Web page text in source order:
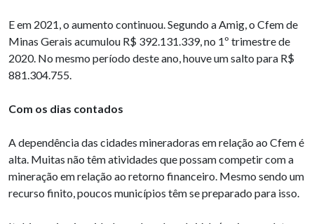
E em 2021, o aumento continuou. Segundo a Amig, o Cfem de
Minas Gerais acumulou R$ 392.131.339, no 1º trimestre de
2020. No mesmo período deste ano, houve um salto para R$
881.304.755.
Com os dias contados
A dependência das cidades mineradoras em relação ao Cfem é
alta. Muitas não têm atividades que possam competir com a
mineração em relação ao retorno financeiro. Mesmo sendo um
recurso finito, poucos municípios têm se preparado para isso.